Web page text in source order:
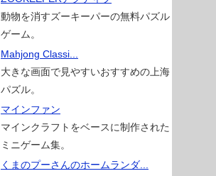
動物を消すズーキーパーの無料パズル
ゲーム。
Mahjong Classi...
大きな画面で見やすいおすすめの上海
パズル。
マインファン
マインクラフトをベースに制作された
ミニゲーム集。
くまのプーさんのホームランダ...